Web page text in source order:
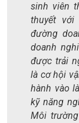
sinh viên
thuyết với
đường
doanh
được trải
là cơ hội
hành vào
kỹ năng
Môi